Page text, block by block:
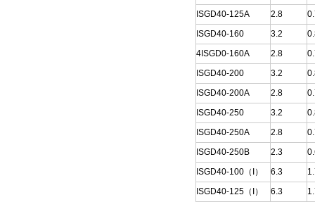
ISGD40-125A
2.8
ISGD40-160
3.2
4ISGD0-160A
2.8
ISGD40-200
3.2
ISGD40-200A
2.8
ISGD40-250
3.2
ISGD40-250A
2.8
ISGD40-250B
2.3
ISGD40-100（I）
6.3
ISGD40-125（I）
6.3